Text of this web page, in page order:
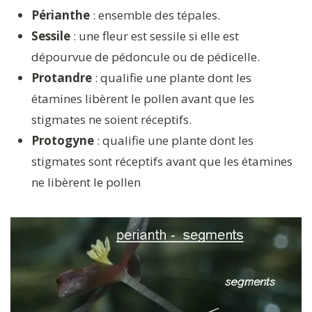
Périanthe : ensemble des tépales.
Sessile : une fleur est sessile si elle est
dépourvue de pédoncule ou de pédicelle.
Protandre : qualifie une plante dont les
étamines libèrent le pollen avant que les
stigmates ne soient réceptifs.
Protogyne : qualifie une plante dont les
stigmates sont réceptifs avant que les étamines
ne libèrent le pollen